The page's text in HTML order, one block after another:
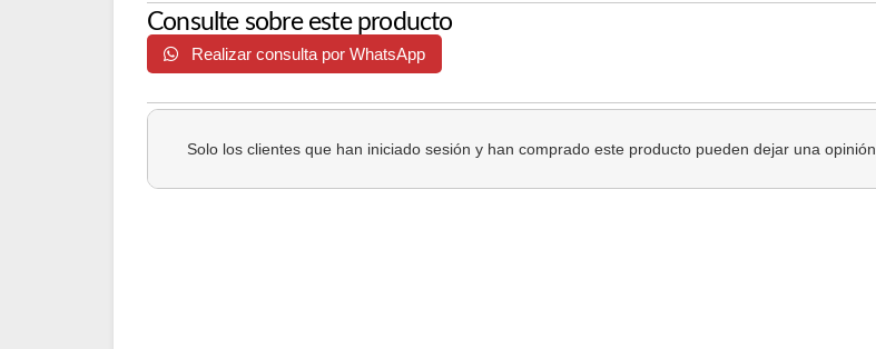
Consulte sobre este producto
Realizar consulta por WhatsApp
Solo los clientes que han iniciado sesión y han comprado este producto pueden dejar una opinión.